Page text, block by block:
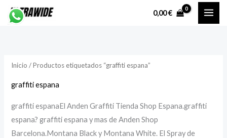
0,00€
Inicio / Productos etiquetados “graffiti espana”
graffiti espana
graffiti espanaEl Anden Graffiti Tienda Shop Espana.graffiti
espana? graffiti espana y mas de Anden Shop
Barcelona.Montana Black y Montana White. El Spray de